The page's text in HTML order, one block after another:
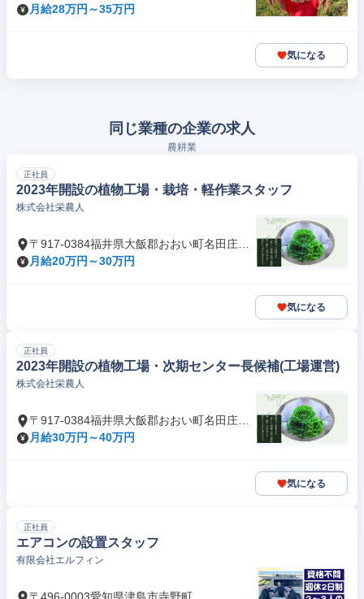
月給28万円～35万円
気になる
同じ業種の企業の求人
農耕業
正社員
2023年開設の植物工場・栽培・軽作業スタッフ
株式会社栄農人
〒917-0384福井県大飯郡おおい町名田庄西
谷
月給20万円～30万円
気になる
正社員
2023年開設の植物工場・次期センター長候補(工場運営)
株式会社栄農人
〒917-0384福井県大飯郡おおい町名田庄西
谷
月給30万円～40万円
気になる
正社員
エアコンの設置スタッフ
有限会社エルフィン